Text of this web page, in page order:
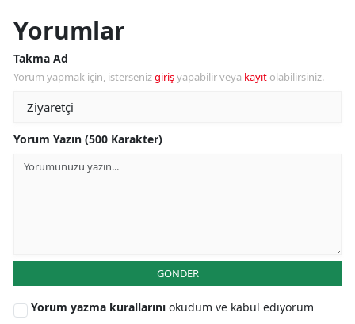
Yorumlar
Takma Ad
Yorum yapmak için, istersenizgirişyapabilir veya kayıt olabilirsiniz.
Yorum Yazın (500 Karakter)
GÖNDER
Yorum yazma kurallarını okudum ve kabul ediyorum